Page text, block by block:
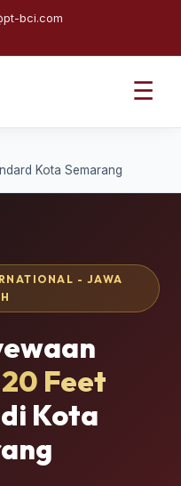
bci.com
☰
Kota Semarang
- JAWA
Feet
di Kota